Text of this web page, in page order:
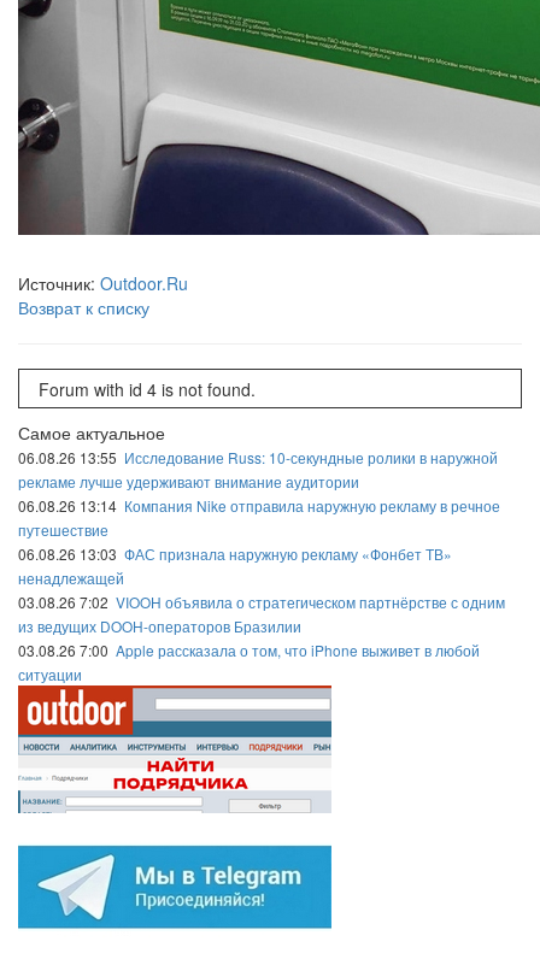
Источник: Outdoor.Ru
Возврат к списку
Forum with id 4 is not found.
Самое актуальное
06.08.26 13:55 Исследование Russ: 10-секундные ролики в наружной
рекламе лучше удерживают внимание аудитории
06.08.26 13:14 Компания Nike отправила наружную рекламу в речное
путешествие
06.08.26 13:03 ФАС признала наружную рекламу «Фонбет ТВ»
ненадлежащей
03.08.26 7:02 VIOOH объявила о стратегическом партнёрстве с одним
из ведущих DOOH-операторов Бразилии
03.08.26 7:00 Apple рассказала о том, что iPhone выживет в любой
ситуации